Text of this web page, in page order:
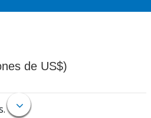
de US$)